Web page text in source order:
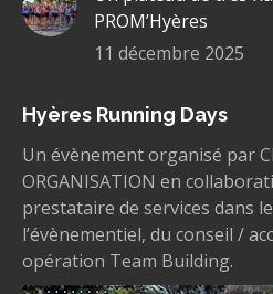
PROM’Hyères
11 décembre 2025
Hyères Running Days
Un évènement organisé par
ORGANISATION en
prestataire de services dans
l’évènementiel, du conseil /
opération Team Building.